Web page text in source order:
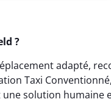
?
adapté,
Taxi
solution humaine